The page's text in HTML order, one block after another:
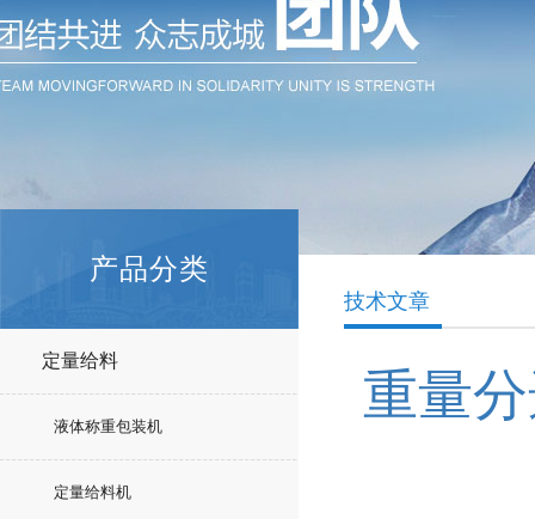
产品分类
定量给料
液体称重包装机
定量给料机
技术文章
重量